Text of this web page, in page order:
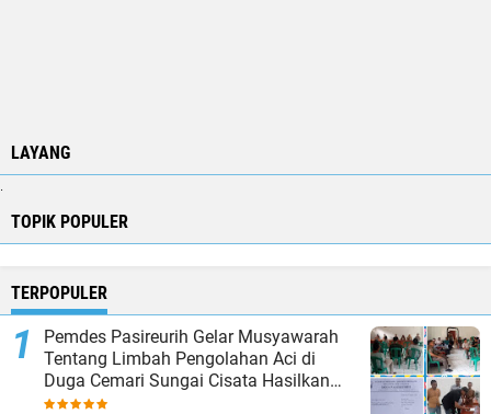
LAYANG
.
TOPIK POPULER
TERPOPULER
Pemdes Pasireurih Gelar Musyawarah
Tentang Limbah Pengolahan Aci di
Duga Cemari Sungai Cisata Hasilkan
Kesepakatan Tutup Sementara